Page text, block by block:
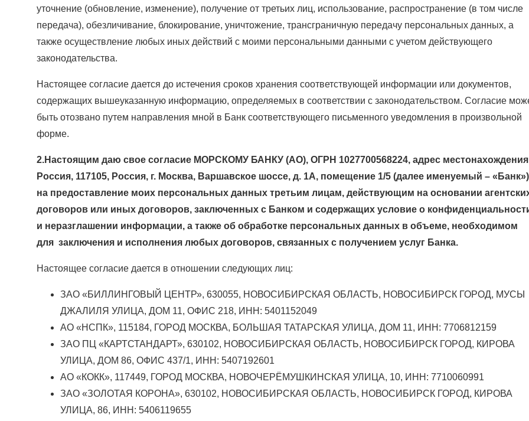
уточнение (обновление, изменение), получение от третьих лиц, использование, распространение (в том числе
передача), обезличивание, блокирование, уничтожение, трансграничную передачу персональных данных, а
также осуществление любых иных действий с моими персональными данными с учетом действующего
законодательства.
Настоящее согласие дается до истечения сроков хранения соответствующей информации или документов,
содержащих вышеуказанную информацию, определяемых в соответствии с законодательством. Согласие
быть отозвано путем направления мной в Банк соответствующего письменного уведомления в произвольной
форме.
2.Настоящим даю свое согласие МОРСКОМУ БАНКУ (АО), ОГРН 1027700568224, адрес
Россия, 117105, Россия, г. Москва, Варшавское шоссе, д. 1А, помещение 1/5 (далее именуемый – «Банк»)
на предоставление моих персональных данных третьим лицам, действующим на основании
договоров или иных договоров, заключенных с Банком и содержащих условие о
и неразглашении информации, а также об обработке персональных данных в объеме, необходимом
для заключения и исполнения любых договоров, связанных с получением услуг Банка.
Настоящее согласие дается в отношении следующих лиц:
ЗАО «БИЛЛИНГОВЫЙ ЦЕНТР», 630055, НОВОСИБИРСКАЯ ОБЛАСТЬ, НОВОСИБИРСК ГОРОД, МУСЫ
ДЖАЛИЛЯ УЛИЦА, ДОМ 11, ОФИС 218, ИНН: 5401152049
АО «НСПК», 115184, ГОРОД МОСКВА, БОЛЬШАЯ ТАТАРСКАЯ УЛИЦА, ДОМ 11, ИНН: 7706812159
ЗАО ПЦ «КАРТСТАНДАРТ», 630102, НОВОСИБИРСКАЯ ОБЛАСТЬ, НОВОСИБИРСК ГОРОД, КИРОВА
УЛИЦА, ДОМ 86, ОФИС 437/1, ИНН: 5407192601
АО «КОКК», 117449, ГОРОД МОСКВА, НОВОЧЕРЁМУШКИНСКАЯ УЛИЦА, 10, ИНН: 7710060991
ЗАО «ЗОЛОТАЯ КОРОНА», 630102, НОВОСИБИРСКАЯ ОБЛАСТЬ, НОВОСИБИРСК ГОРОД, КИРОВА
УЛИЦА, 86, ИНН: 5406119655